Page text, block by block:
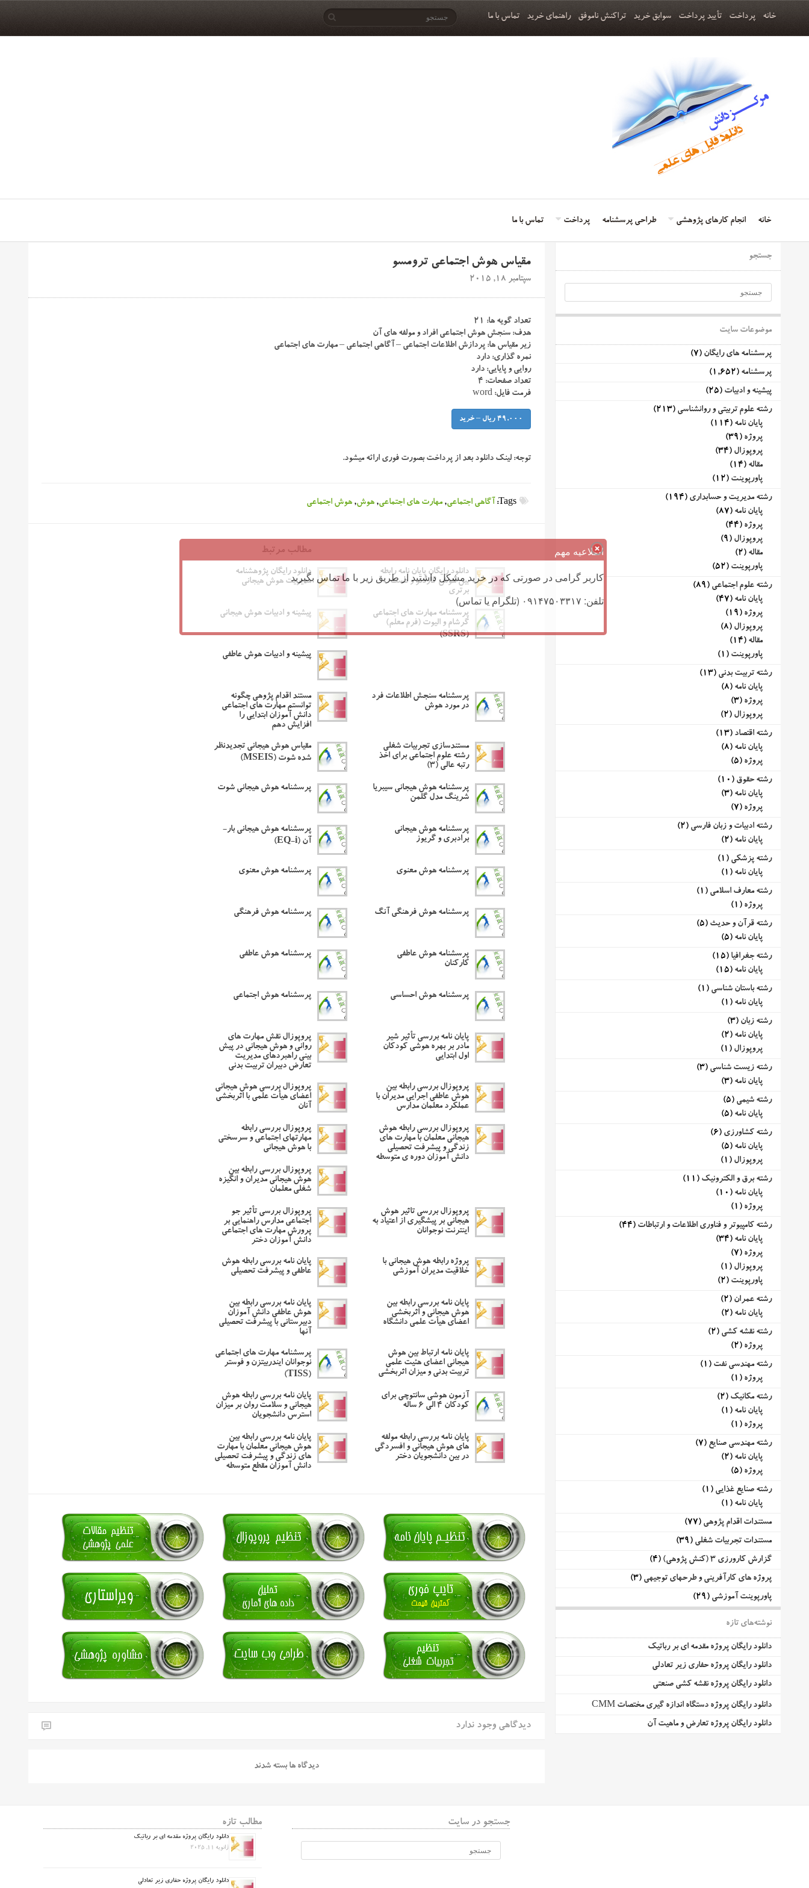
خانه پرداخت تأیید پرداخت سوابق خرید تراکنش ناموفق راهنمای خرید تماس با ما
خانه انجام کارهای پژوهشی طراحی پرسشنامه پرداخت تماس با ما
مقیاس هوش اجتماعی ترومسو
سپتامبر 18, 2015
تعداد گویه ها: ۲۱
هدف: سنجش هوش اجتماعی افراد و مولفه های آن
زیر مقیاس ها: پردازش اطلاعات اجتماعی – آگاهی اجتماعی – مهارت های اجتماعی
نمره گذاری: دارد
روایی و پایایی: دارد
تعداد صفحات: ۴
فرمت فایل: word
49,000 ریال – خرید
توجه: لینک دانلود بعد از پرداخت بصورت فوری ارائه میشود.
آگاهی اجتماعی,مهارت های اجتماعی, هوش, هوش اجتماعی
مطالب مرتبط
دانلود رایگان پایان نامه رابطه
بین هوش گاردنر و دست
برتری
دانلود رایگان پژوهشنامه
مدیریت هوش هیجانی
پرسشنامه مهارت های اجتماعی
گرشام و الیوت (فرم معلم)
(SSRS)
پیشینه و ادبیات هوش هیجانی
پیشینه و ادبیات هوش عاطفی
پرسشنامه سنجش اطلاعات فرد
در مورد هوش
مستند اقدام پژوهی چگونه
توانستم مهارت های اجتماعی
دانش آموزان ابتدایی را
افزایش دهم
مستندسازی تجربیات شغلی
رشته علوم اجتماعی برای اخذ
رتبه عالی (۳)
مقیاس هوش هیجانی تجدیدنظر
شده شوت (MSEIS)
پرسشنامه هوش هیجانی سیبریا
شرینگ مدل گلمن
پرسشنامه هوش هیجانی شوت
پرسشنامه هوش هیجانی
برادبری و گریوز
پرسشنامه هوش هیجانی بار-
آن (EQ-i)
پرسشنامه هوش معنوی پرسشنامه هوش معنوی
پرسشنامه هوش فرهنگی آنگ پرسشنامه هوش فرهنگی
پرسشنامه هوش عاطفی
کارکنان
پرسشنامه هوش عاطفی
پرسشنامه هوش احساسی پرسشنامه هوش اجتماعی
پایان نامه بررسی تأثیر شیر
مادر بر بهره هوشی کودکان
اول ابتدایی
پروپوزال نقش مهارت های
روانی و هوش هیجانی در پیش
بینی راهبردهای مدیریت
تعارض دبیران تربیت بدنی
پروپوزال بررسی رابطه بین
هوش عاطفی اجرایی مدیران با
عملکرد معلمان مدارس
پروپوزال بررسی هوش هیجانی
اعضای هیأت علمی با اثربخشی
آنان
پروپوزال بررسی رابطه هوش
هیجانی معلمان با مهارت های
زندگی و پیشرفت تحصیلی
دانش آموزان دوره ی متوسطه
پروپوزال بررسی رابطه
مهارتهای اجتماعی و سرسختی
با هوش هیجانی
پروپوزال بررسی رابطه بین
هوش هیجانی مدیران و انگیزه
شغلی معلمان
پروپوزال بررسی تاثیر هوش
هیجانی بر پیشگیری از اعتیاد به
اینترنت نوجوانان
پروپوزال بررسی تأثیر جو
اجتماعی مدارس راهنمایی بر
پرورش مهارت های اجتماعی
دانش آموزان دختر
پروژه رابطه هوش هیجانی با
خلاقیت مدیران آموزشی
پایان نامه بررسی رابطه هوش
عاطفی و پیشرفت تحصیلی
پایان نامه بررسی رابطه بین
هوش هیجانی و اثربخشی
اعضای هیأت علمی دانشگاه
پایان نامه بررسی رابطه بین
هوش عاطفی دانش آموزان
دبیرستانی با پیشرفت تحصیلی
آنها
پایان نامه ارتباط بین هوش
هیجانی اعضای هئیت علمی
تربیت بدنی و میزان اثربخشی
پرسشنامه مهارت های اجتماعی
نوجوانان ایندربیتزن و فوستر
(TISS)
آزمون هوشی سانتوچی برای
کودکان ۴ الی ۶ ساله
پایان نامه بررسی رابطه هوش
هیجانی و سلامت روان بر میزان
استرس دانشجویان
پایان نامه بررسی رابطه مولفه
های هوش هیجانی و افسردگی
در بین دانشجویان دختر
پایان نامه بررسی رابطه بین
هوش هیجانی معلمان با مهارت
های زندگی و پیشرفت تحصیلی
دانش آموزان مقطع متوسطه
دیدگاهی وجود ندارد
دیدگاه ها بسته شدند
جستجو
موضوعات سایت
پرسشنامه های رایگان (7)
پرسشنامه (1,652)
پیشینه و ادبیات (25)
رشته علوم تربیتی و روانشناسی (213)
پایان نامه (114)
پروژه (39)
پروپوزال (34)
مقاله (14)
پاورپوینت (12)
رشته مدیریت و حسابداری (194)
پایان نامه (87)
پروژه (44)
پروپوزال (9)
مقاله (2)
پاورپوینت (52)
رشته علوم اجتماعی (89)
پایان نامه (47)
پروژه (19)
پروپوزال (8)
مقاله (14)
پاورپوینت (1)
رشته تربیت بدنی (13)
پایان نامه (8)
پروژه (3)
پروپوزال (2)
رشته اقتصاد (13)
پایان نامه (8)
پروژه (5)
رشته حقوق (10)
پایان نامه (3)
پروژه (7)
رشته ادبیات و زبان فارسی (2)
پایان نامه (2)
رشته پزشکی (1)
پایان نامه (1)
رشته معارف اسلامی (1)
پروژه (1)
رشته قرآن و حدیث (5)
پایان نامه (5)
رشته جغرافیا (15)
پایان نامه (15)
رشته باستان شناسی (1)
پایان نامه (1)
رشته زبان (3)
پایان نامه (2)
پروپوزال (1)
رشته زیست شناسی (3)
پایان نامه (3)
رشته شیمی (5)
پایان نامه (5)
رشته کشاورزی (6)
پایان نامه (5)
پروپوزال (1)
رشته برق و الکترونیک (11)
پایان نامه (10)
پروژه (1)
رشته کامپیوتر و فناوری اطلاعات و ارتباطات (44)
پایان نامه (34)
پروژه (7)
پروپوزال (1)
پاورپوینت (2)
رشته عمران (2)
پایان نامه (2)
رشته نقشه کشی (2)
پروژه (2)
رشته مهندسی نفت (1)
پروژه (1)
رشته مکانیک (2)
پایان نامه (1)
پروژه (1)
رشته مهندسی صنایع (7)
پایان نامه (2)
پروژه (5)
رشته صنایع غذایی (1)
پایان نامه (1)
مستندات اقدام پژوهی (77)
مستندات تجربیات شغلی (39)
گزارش کارورزی 3 (کنش پژوهی)
(4)
پروژه های کارآفرینی و طرحهای توجیهی (3)
پاورپوینت آموزشی (29)
نوشته‌های تازه
دانلود رایگان پروژه مقدمه ای بر رباتیک
دانلود رایگان پروژه حفاری زیر تعادلی
دانلود رایگان پروژه نقشه کشی صنعتی
دانلود رایگان پروژه دستگاه اندازه گیری مختصات CMM
دانلود رایگان پروژه تعارض و ماهیت آن
اطلاعیه مهم
کاربر گرامی در صورتی که در خرید مشکل داشتید از طریق زیر با ما تماس بگیرید
تلفن: ۰۹۱۴۷۵۰۳۳۱۷ (تلگرام یا تماس)
مطالب تازه
دانلود رایگان پروژه مقدمه ای بر رباتیک
ژانویه 11, 2025
دانلود رایگان پروژه حفاری زیر تعادلی
جستجو در سایت